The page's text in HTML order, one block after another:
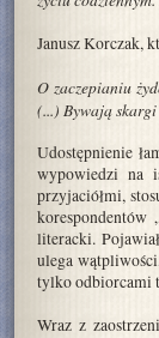
Janusz Korczak,
O zaczepianiu
(...) Bywają
Udostępnienie
wypowiedzi na
przyjaciółmi,
korespondentów
literacki.
ulega
tylko odbiorcami
Wraz z